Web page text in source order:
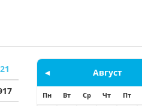
◄ Август
Пн Вт Ср Чт Пт